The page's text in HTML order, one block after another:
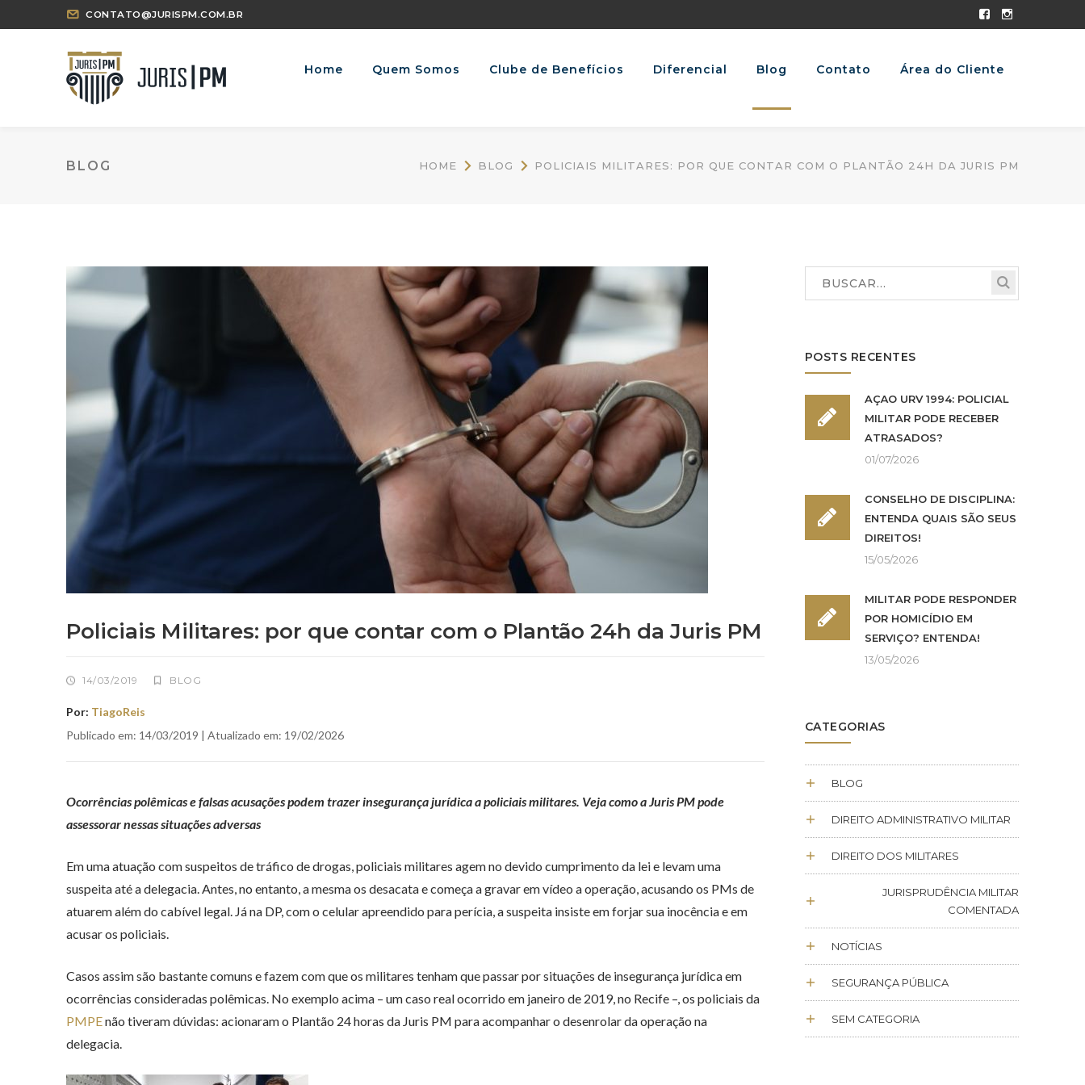
CONTATO@JURISPM.COM.BR
Facebook
Instagram
Home Quem Somos Clube de Benefícios Diferencial Blog Contato Área do Cliente
BLOG HOME BLOG POLICIAIS MILITARES: POR QUE CONTAR COM O PLANTÃO 24H DA JURIS PM
Policiais Militares: por que contar com o Plantão 24h da Juris PM
14/03/2019 BLOG
Por: TiagoReis
Publicado em: 14/03/2019 | Atualizado em: 19/02/2026
Ocorrências polêmicas e falsas acusações podem trazer insegurança jurídica a policiais militares. Veja como a Juris PM pode
assessorar nessas situações adversas
Em uma atuação com suspeitos de tráfico de drogas, policiais militares agem no devido cumprimento da lei e levam uma
suspeita até a delegacia. Antes, no entanto, a mesma os desacata e começa a gravar em vídeo a operação, acusando os PMs de
atuarem além do cabível legal. Já na DP, com o celular apreendido para perícia, a suspeita insiste em forjar sua inocência e em
acusar os policiais.
Casos assim são bastante comuns e fazem com que os militares tenham que passar por situações de insegurança jurídica em
ocorrências consideradas polêmicas. No exemplo acima – um caso real ocorrido em janeiro de 2019, no Recife –, os policiais da
PMPEnão tiveram dúvidas: acionaram o Plantão 24 horas da Juris PM para acompanhar o desenrolar da operação na
delegacia.
POSTS RECENTES
AÇÃO URV 1994: POLICIAL
MILITAR PODE RECEBER
ATRASADOS?
01/07/2026
CONSELHO DE DISCIPLINA:
ENTENDA QUAIS SÃO SEUS
DIREITOS!
15/05/2026
MILITAR PODE RESPONDER
POR HOMICÍDIO EM
SERVIÇO? ENTENDA!
13/05/2026
CATEGORIAS
BLOG
DIREITO ADMINISTRATIVO MILITAR
DIREITO DOS MILITARES
JURISPRUDÊNCIA MILITAR
COMENTADA
NOTÍCIAS
SEGURANÇA PÚBLICA
SEM CATEGORIA